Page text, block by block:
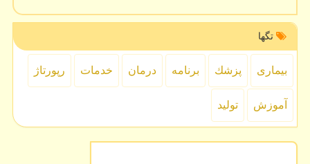
تگها
بیماری پزشك برنامه درمان خدمات رپورتاژ
آموزش تولید